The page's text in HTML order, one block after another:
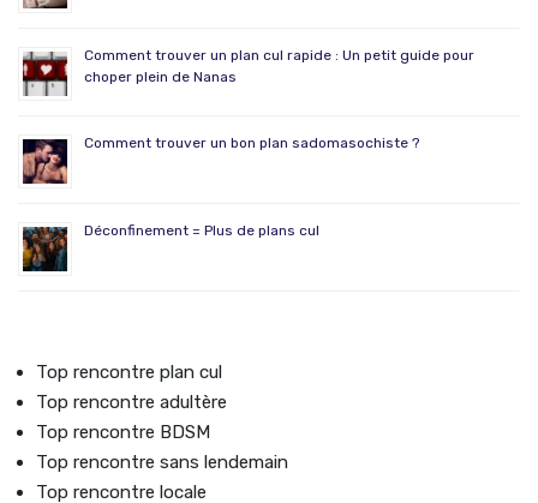
Comment trouver un plan cul rapide : Un petit guide pour
choper plein de Nanas
Comment trouver un bon plan sadomasochiste ?
Déconfinement = Plus de plans cul
Top rencontre plan cul
Top rencontre adultère
Top rencontre BDSM
Top rencontre sans lendemain
Top rencontre locale